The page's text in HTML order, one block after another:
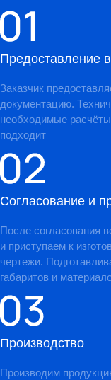
Предоставление
Заказчик
документацию.
необходимые
подходит
Согласование и
После согласования
и приступаем к
чертежи.
габаритов и
Производство
Производим